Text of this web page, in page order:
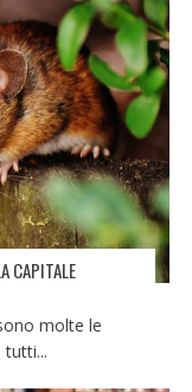
CAPITALE
molte le